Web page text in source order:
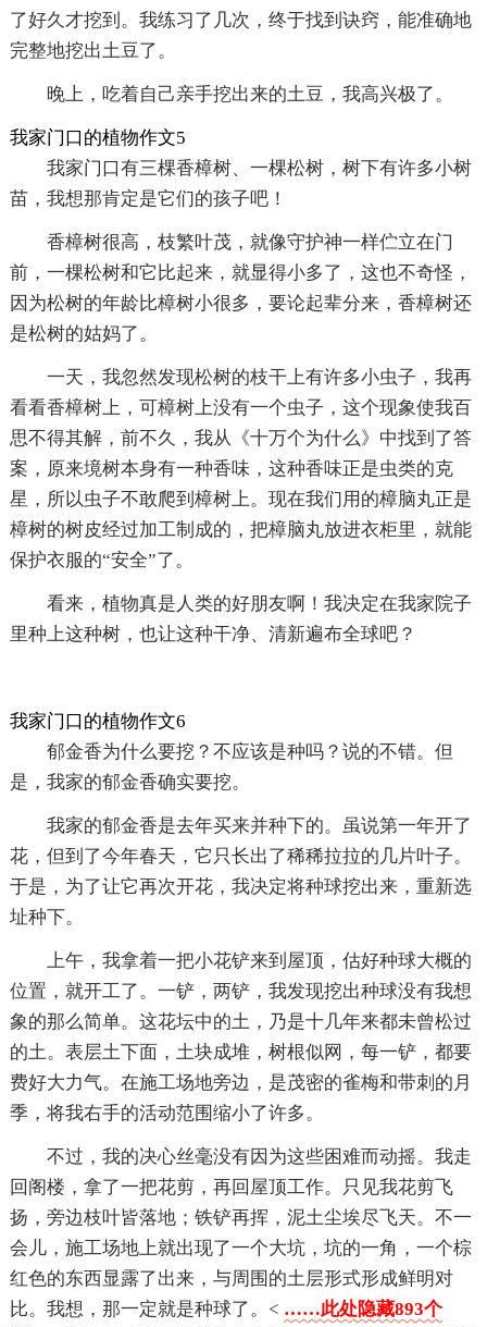
了好久才挖到。我练习了几次，终于找到诀窍，能准确地
完整地挖出土豆了。
晚上，吃着自己亲手挖出来的土豆，我高兴极了。
我家门口的植物作文5
我家门口有三棵香樟树、一棵松树，树下有许多小树
苗，我想那肯定是它们的孩子吧！
香樟树很高，枝繁叶茂，就像守护神一样伫立在门
前，一棵松树和它比起来，就显得小多了，这也不奇怪，
因为松树的年龄比樟树小很多，要论起辈分来，香樟树还
是松树的姑妈了。
一天，我忽然发现松树的枝干上有许多小虫子，我再
看看香樟树上，可樟树上没有一个虫子，这个现象使我百
思不得其解，前不久，我从《十万个为什么》中找到了答
案，原来境树本身有一种香味，这种香味正是虫类的克
星，所以虫子不敢爬到樟树上。现在我们用的樟脑丸正是
樟树的树皮经过加工制成的，把樟脑丸放进衣柜里，就能
保护衣服的“安全”了。
看来，植物真是人类的好朋友啊！我决定在我家院子
里种上这种树，也让这种干净、清新遍布全球吧？
我家门口的植物作文6
郁金香为什么要挖？不应该是种吗？说的不错。但
是，我家的郁金香确实要挖。
我家的郁金香是去年买来并种下的。虽说第一年开了
花，但到了今年春天，它只长出了稀稀拉拉的几片叶子。
于是，为了让它再次开花，我决定将种球挖出来，重新选
址种下。
上午，我拿着一把小花铲来到屋顶，估好种球大概的
位置，就开工了。一铲，两铲，我发现挖出种球没有我想
象的那么简单。这花坛中的土，乃是十几年来都未曾松过
的土。表层土下面，土块成堆，树根似网，每一铲，都要
费好大力气。在施工场地旁边，是茂密的雀梅和带刺的月
季，将我右手的活动范围缩小了许多。
不过，我的决心丝毫没有因为这些困难而动摇。我走
回阁楼，拿了一把花剪，再回屋顶工作。只见我花剪飞
扬，旁边枝叶皆落地；铁铲再挥，泥土尘埃尽飞天。不一
会儿，施工场地上就出现了一个大坑，坑的一角，一个棕
红色的东西显露了出来，与周围的土层形式形成鲜明对
比。我想，那一定就是种球了。< ……此处隐藏893个